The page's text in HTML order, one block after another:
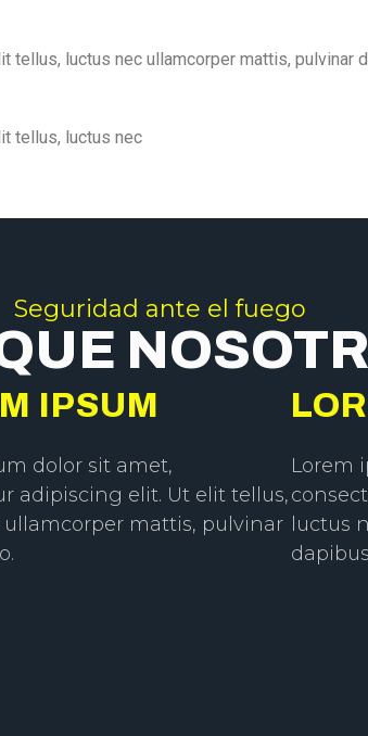
luctus nec ullamcorper mattis, pulvinar
tellus, luctus nec
Seguridad ante el fuego
IPSUM
dolor sit amet,
adipiscing elit. Ut elit tellus,
ullamcorper mattis, pulvinar
Lorem
luctus